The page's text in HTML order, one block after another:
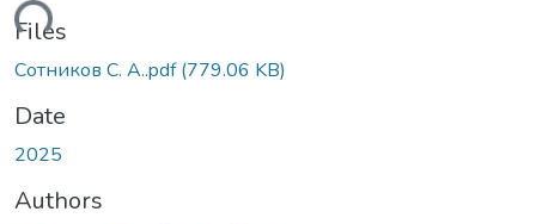
Files
Сотников С. А..pdf(779.06 KB)
Date
2025
Authors